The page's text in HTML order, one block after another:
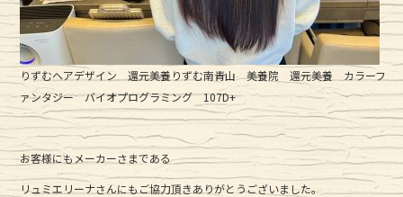
りずむヘアデザイン 還元美養りずむ南青山 美養院 還元美養 カラーフ
ァンタジー バイオプログラミング 107D+
お客様にもメーカーさまである
リュミエリーナさんにもご協力頂きありがとうございました。